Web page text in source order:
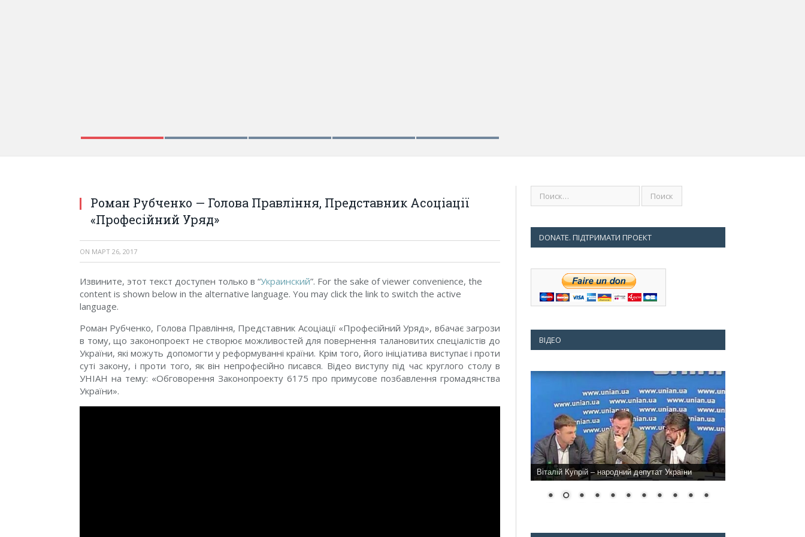
Роман Рубченко — Голова Правління, Представник Асоціації
«Професійний Уряд»
ON МАРТ 26, 2017
Извините, этот текст доступен только в “Украинский”. For the sake of viewer convenience, the
content is shown below in the alternative language. You may click the link to switch the active
language.
Роман Рубченко, Голова Правління, Представник Асоціації «Професійний Уряд», вбачає загрози
в тому, що законопроект не створює можливостей для повернення талановитих спеціалістів до
України, які можуть допомогти у реформуванні країни. Крім того, його ініціатива виступає і проти
суті закону, і проти того, як він непрофесійно писався. Відео виступу під час круглого столу в
УНІАН на тему: «Обговорення Законопроекту 6175 про примусове позбавлення громадянства
України».
DONATE. ПІДТРИМАТИ ПРОЕКТ
ВІДЕО
Віталій Купрій – народний депутат України